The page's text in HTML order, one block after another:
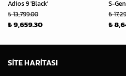
Adios 9 'Black'
₺ 13,799.00
₺ 9,659.30
S-
₺
₺
SİTE HARİTASI